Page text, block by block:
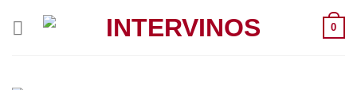
0